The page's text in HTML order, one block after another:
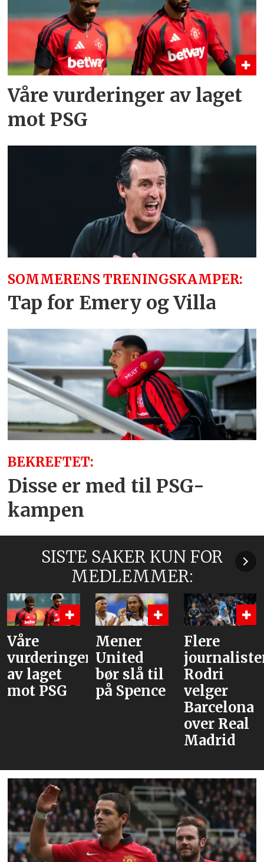
Våre vurderinger av laget
mot PSG
SOMMERENS TRENINGSKAMPER:
Tap for Emery og Villa
BEKREFTET:
Disse er med til PSG-
kampen
SISTE SAKER KUN FOR
MEDLEMMER:
Mener
United
bør slå til
på Spence
Flere
journalister:
Rodri
velger
Bruno og
Cunha,
men
venter
med